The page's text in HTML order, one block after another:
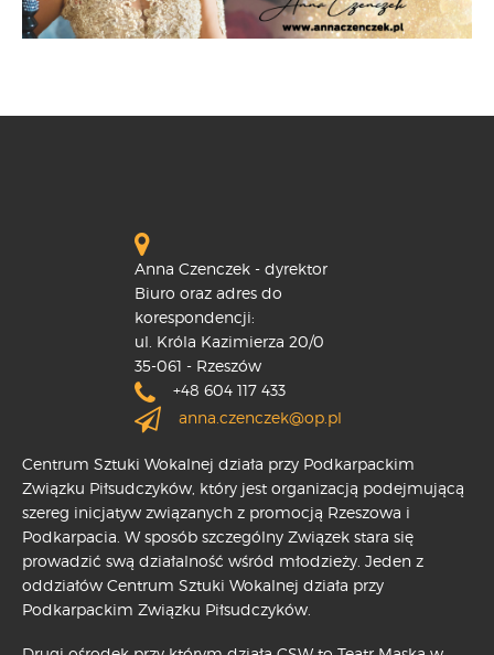
Anna Czenczek - dyrektor
Biuro oraz adres do
korespondencji:
ul. Króla Kazimierza 20/0
35-061 - Rzeszów
+48 604 117 433
anna.czenczek@op.pl
Centrum Sztuki Wokalnej działa przy Podkarpackim
Związku Piłsudczyków, który jest organizacją podejmującą
szereg inicjatyw związanych z promocją Rzeszowa i
Podkarpacia. W sposób szczególny Związek stara się
prowadzić swą działalność wśród młodzieży. Jeden z
oddziałów Centrum Sztuki Wokalnej działa przy
Podkarpackim Związku Piłsudczyków.